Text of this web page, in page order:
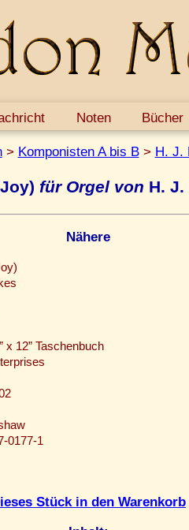
Noten Bücher
> Komponisten A bis B> H. J.
für Orgel von H.
Nähere
x 12” Taschenbuch
0177-1
Stück in den Warenkorb